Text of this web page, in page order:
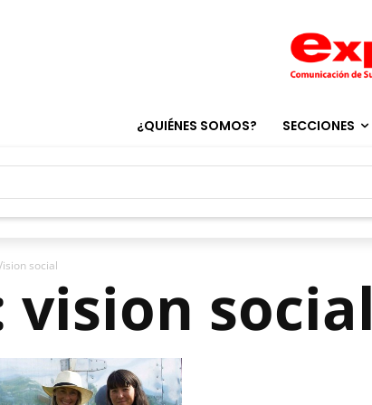
¿QUIÉNES SOMOS? SECCIONES
social
vision social